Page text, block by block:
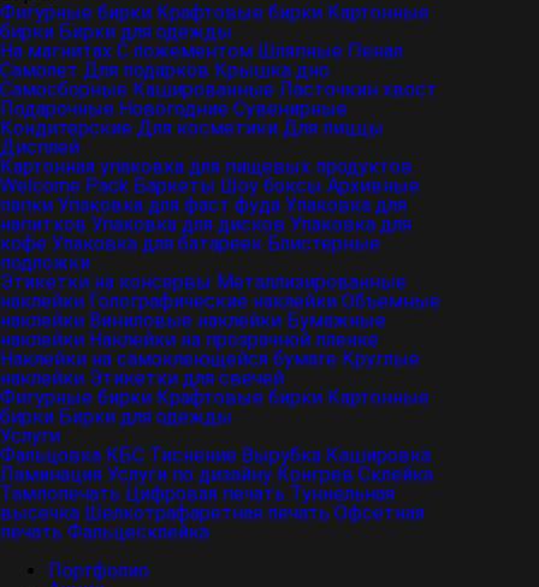
Фигурные бирки Крафтовые бирки Картонные
бирки Бирки для одежды
На магнитах С ложементом Шляпные Пенал
Самолет Для подарков Крышка дно
Самосборные Кашированные Ласточкин хвост
Подарочные Новогодние Сувенирные
Кондитерские Для косметики Для пиццы
Дисплей
Картонная упаковка для пищевых продуктов
Welcome Pack Баркеты Шоу боксы Архивные
папки Упаковка для фаст фуда Упаковка для
напитков Упаковка для дисков Упаковка для
кофе Упаковка для батареек Блистерные
подложки
Этикетки на консервы Металлизированные
наклейки Голографические наклейки Объемные
наклейки Виниловые наклейки Бумажные
наклейки Наклейки на прозрачной пленке
Наклейки на самоклеющейся бумаге Круглые
наклейки Этикетки для свечей
Фигурные бирки Крафтовые бирки Картонные
бирки Бирки для одежды
Услуги
Фальцовка КБС Тиснение Вырубка Кашировка
Ламинация Услуги по дизайну Конгрев Склейка
Тампопечать Цифровая печать Туннельная
высечка Шелкотрафаретная печать Офсетная
печать Фальцесклейка
Портфолио